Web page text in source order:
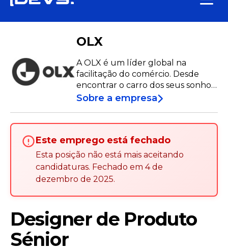
OLX
A OLX é um líder global na
facilitação do comércio. Desde
encontrar o carro dos seus sonhos,
a casa perfeita, o emprego ideal,
marcas de confiança como OLX,
Standvirtual e Imovirtual, estamos
sempre ao seu lado. Junte-se a
nós e descubra até onde pode ir.
Sobre a empresa
Este emprego está fechado
Esta posição não está mais aceitando
candidaturas. Fechado em 4 de
dezembro de 2025.
Designer de Produto
Sénior